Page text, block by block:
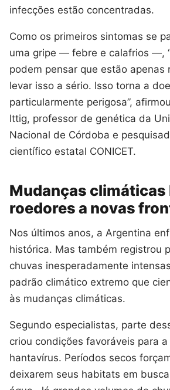
infecções estão concentradas.
Como os primeiros sintomas se
uma gripe — febre e calafrios —,
podem pensar que estão apenas
levar isso a sério. Isso torna a
particularmente perigosa”,
Ittig, professor de genética da
Nacional de Córdoba e
científico estatal CONICET.
Mudanças climáticas
roedores a novas
Nos últimos anos, a Argentina
histórica. Mas também registrou
chuvas inesperadamente
padrão climático extremo que
às mudanças climáticas.
Segundo especialistas, parte
criou condições favoráveis para
hantavírus. Períodos secos
deixarem seus habitats em